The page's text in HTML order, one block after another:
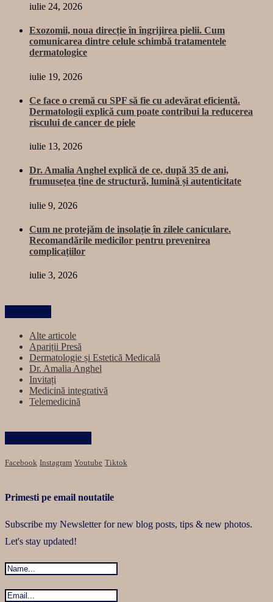
iulie 24, 2026
Exozomii, noua direcție în îngrijirea pielii. Cum
comunicarea dintre celule schimbă tratamentele
dermatologice
iulie 19, 2026
Ce face o cremă cu SPF să fie cu adevărat eficientă.
Dermatologii explică cum poate contribui la reducerea
riscului de cancer de piele
iulie 13, 2026
Dr. Amalia Anghel explică de ce, după 35 de ani,
frumusețea ține de structură, lumină și autenticitate
iulie 9, 2026
Cum ne protejăm de insolație în zilele caniculare.
Recomandările medicilor pentru prevenirea
complicațiilor
iulie 3, 2026
Alte articole
Apariții Presă
Dermatologie și Estetică Medicală
Dr. Amalia Anghel
Invitați
Medicină integrativă
Telemedicină
Facebook Instagram Youtube Tiktok
Primesti pe email noutatile
Subscribe my Newsletter for new blog posts, tips & new photos.
Let's stay updated!